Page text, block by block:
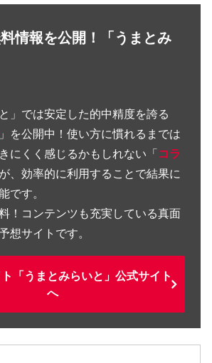
情報を公開！「うまとみ
」では安定した的中精度を誇る
」を公開中！使い方に慣れるまでは
にくく感じるかもしれない「コラ
、効率的に利用することで結果に
です。
！コンテンツも充実している真面
想サイトです。
「うまとみらいと」公式サイト
へ